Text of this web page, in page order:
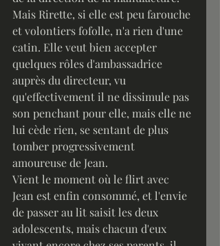
Mais Rirette, si elle est peu farouche
et volontiers fofolle, n'a rien d'une
catin. Elle veut bien accepter
quelques rôles d'ambassadrice
auprès du directeur, vu
qu'effectivement il ne dissimule pas
son penchant pour elle, mais elle ne
lui cède rien, se sentant de plus
tomber progressivement
amoureuse de Jean.
Vient le moment où le flirt avec
Jean est enfin consommé, et l'envie
de passer au lit saisit les deux
adolescents, mais chacun d'eux